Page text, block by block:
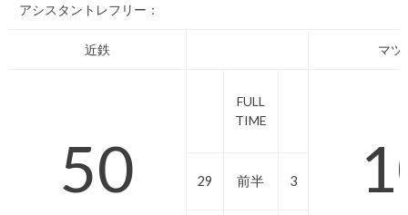
アシスタントレフリー：
近鉄 マツ
50
FULL
TIME
29 前半 3